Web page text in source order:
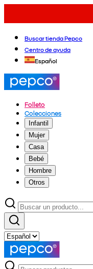
Buscar tienda Pepco
Centro de ayuda
Español
Folleto
Colecciones
Infantil
Mujer
Casa
Bebé
Hombre
Otros